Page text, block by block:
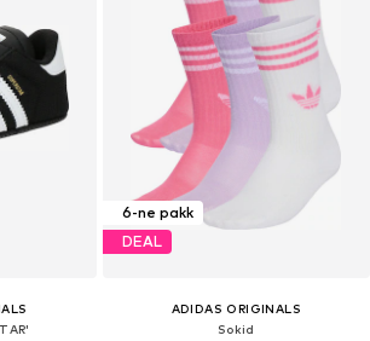
6-ne pakk
DEAL
ADIDAS ORIGINALS
Sokid